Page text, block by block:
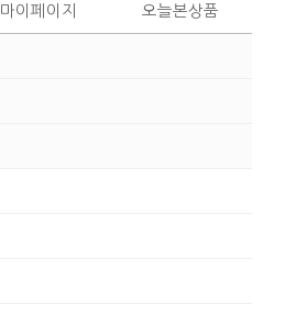
마이페이지 오늘본상품